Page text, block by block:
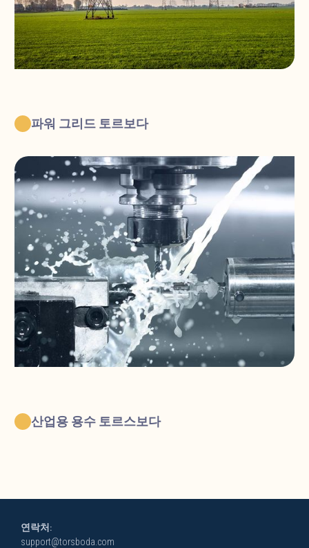
파워 그리드 토르보다
산업용 용수 토르스보다
연락처:
support@torsboda.com